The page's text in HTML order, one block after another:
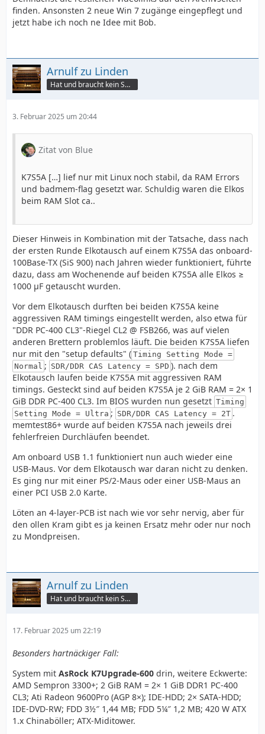
finden. Ansonsten 2 neue Win 7 zugänge eingepflegt und
jetzt habe ich noch ne Idee mit Bob.
Arnulf zu Linden
Hat und braucht kein Smartphone!
3. Februar 2025 um 20:44
Zitat von Blue
K7S5A […] lief nur mit Linux noch stabil, da RAM Errors
und badmem-flag gesetzt war. Schuldig waren die Elkos
beim RAM Slot ca..
Dieser Hinweis in Kombination mit der Tatsache, dass nach
der ersten Runde Elkotausch auf einem K7S5A das onboard-
100Base-TX (SiS 900) nach Jahren wieder funktioniert, führte
dazu, dass am Wochenende auf beiden K7S5A alle Elkos ≥
1000 µF getauscht wurden.
Vor dem Elkotausch durften bei beiden K7S5A keine
aggressiven RAM timings eingestellt werden, also etwa für
"DDR PC-400 CL3"-Riegel CL2 @ FSB266, was auf vielen
anderen Brettern problemlos läuft. Die beiden K7S5A liefen
nur mit den "setup defaults" ( Timing Setting Mode =
Normal ; SDR/DDR CAS Latency = SPD ). nach dem
Elkotausch laufen beide K7S5A mit aggressiven RAM
timings. Gesteckt sind auf beiden K7S5A je 2 GiB RAM = 2× 1
GiB DDR PC-400 CL3. Im BIOS wurden nun gesetzt Timing
Setting Mode = Ultra ; SDR/DDR CAS Latency = 2T .
memtest86+ wurde auf beiden K7S5A nach jeweils drei
fehlerfreien Durchläufen beendet.
Am onboard USB 1.1 funktioniert nun auch wieder eine
USB-Maus. Vor dem Elkotausch war daran nicht zu denken.
Es ging nur mit einer PS/2-Maus oder einer USB-Maus an
einer PCI USB 2.0 Karte.
Löten an 4-layer-PCB ist nach wie vor sehr nervig, aber für
den ollen Kram gibt es ja keinen Ersatz mehr oder nur noch
zu Mondpreisen.
Arnulf zu Linden
Hat und braucht kein Smartphone!
17. Februar 2025 um 22:19
Besonders hartnäckiger Fall:
System mit AsRock K7Upgrade-600 drin, weitere Eckwerte:
AMD Sempron 3300+; 2 GiB RAM = 2× 1 GiB DDR1 PC-400
CL3; Ati Radeon 9600Pro (AGP 8×); IDE-HDD; 2× SATA-HDD;
IDE-DVD-RW; FDD 3½″ 1,44 MB; FDD 5¼″ 1,2 MB; 420 W ATX
1.x Chinaböller; ATX-Miditower.